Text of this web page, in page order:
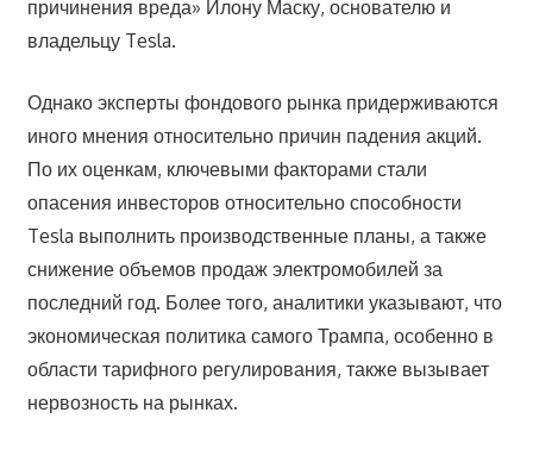
причинения вреда» Илону Маску, основателю и
владельцу Tesla.
Однако эксперты фондового рынка придерживаются
иного мнения относительно причин падения акций.
По их оценкам, ключевыми факторами стали
опасения инвесторов относительно способности
Tesla выполнить производственные планы, а также
снижение объемов продаж электромобилей за
последний год. Более того, аналитики указывают, что
экономическая политика самого Трампа, особенно в
области тарифного регулирования, также вызывает
нервозность на рынках.